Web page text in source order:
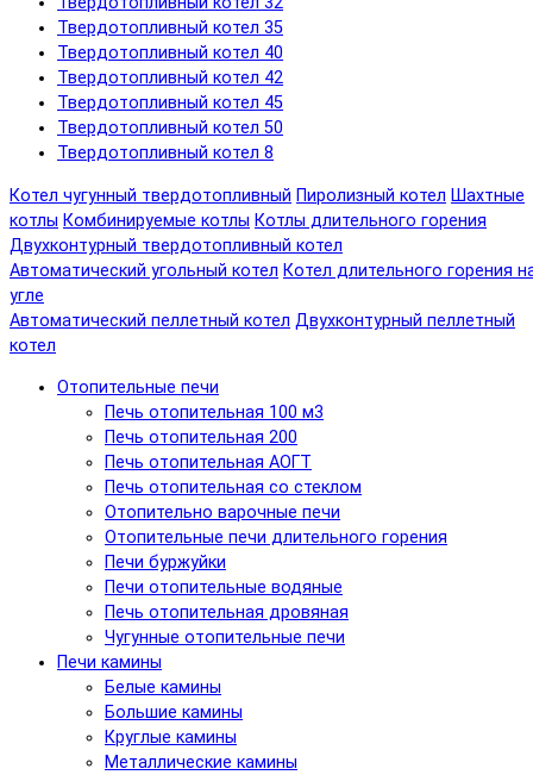
Твердотопливный котел 35
Твердотопливный котел 40
Твердотопливный котел 42
Твердотопливный котел 45
Твердотопливный котел 50
Твердотопливный котел 8
Котел чугунный твердотопливный Пиролизный котел Шахтные
котлы Комбинируемые котлы Котлы длительного горения
Двухконтурный твердотопливный котел
Автоматический угольный котел Котел длительного горения
угле
Автоматический пеллетный котел Двухконтурный пеллетный
котел
Отопительные печи
Печь отопительная 100 м3
Печь отопительная 200
Печь отопительная АОГТ
Печь отопительная со стеклом
Отопительно варочные печи
Отопительные печи длительного горения
Печи буржуйки
Печи отопительные водяные
Печь отопительная дровяная
Чугунные отопительные печи
Печи камины
Белые камины
Большие камины
Круглые камины
Металлические камины